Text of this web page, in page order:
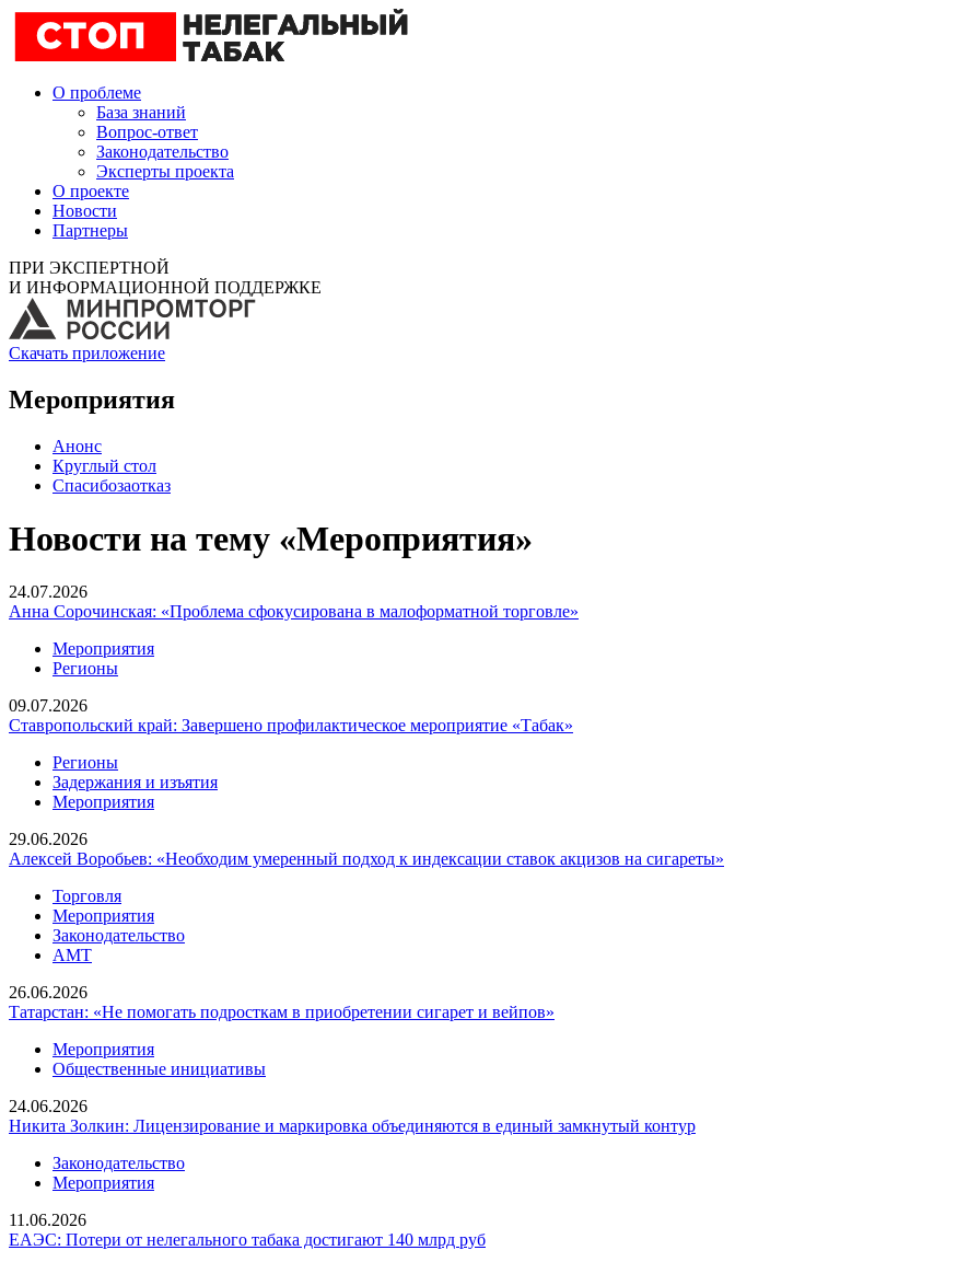
О проблеме
База знаний
Вопрос-ответ
Законодательство
Эксперты проекта
О проекте
Новости
Партнеры
ПРИ ЭКСПЕРТНОЙ
И ИНФОРМАЦИОННОЙ ПОДДЕРЖКЕ
Скачать приложение
Мероприятия
Анонс
Круглый стол
Спасибозаотказ
Новости на тему «Мероприятия»
24.07.2026
Анна Сорочинская: «Проблема сфокусирована в малоформатной торговле»
Мероприятия
Регионы
09.07.2026
Ставропольский край: Завершено профилактическое мероприятие «Табак»
Регионы
Задержания и изъятия
Мероприятия
29.06.2026
Алексей Воробьев: «Необходим умеренный подход к индексации ставок акцизов на сигареты»
Торговля
Мероприятия
Законодательство
АМТ
26.06.2026
Татарстан: «Не помогать подросткам в приобретении сигарет и вейпов»
Мероприятия
Общественные инициативы
24.06.2026
Никита Золкин: Лицензирование и маркировка объединяются в единый замкнутый контур
Законодательство
Мероприятия
11.06.2026
ЕАЭС: Потери от нелегального табака достигают 140 млрд руб